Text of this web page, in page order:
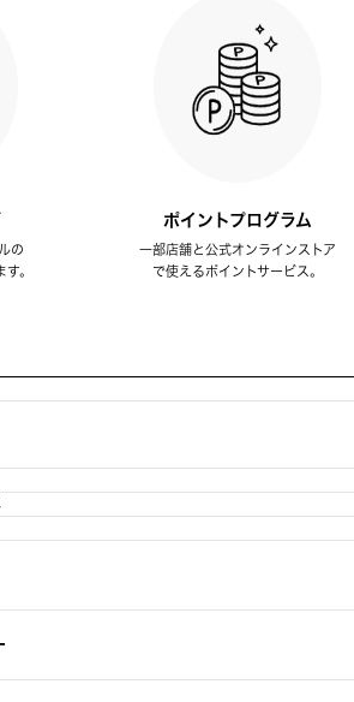
の
。
ポイントプログラム
一部店舗と公式オンラインストア
で使えるポイントサービス。